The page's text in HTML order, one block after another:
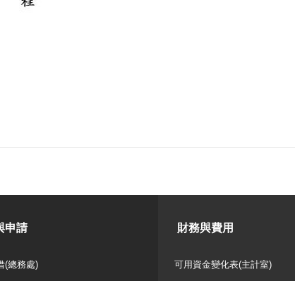
申請
(總務處)
財務與費用
可用資金變化表(主計室)